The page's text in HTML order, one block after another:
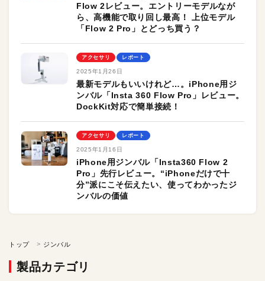
Flow 2レビュー。エントリーモデルなが
ら、高機能で取り回し最高！ 上位モデル
「Flow 2 Pro」とどっち買う？
アクセサリ レポート
2025年1月26日
最新モデルもいいけれど…。iPhone用ジ
ンバル「Insta 360 Flow Pro」レビュー。
DockKit対応で簡単接続！
アクセサリ レポート
2025年1月16日
iPhone用ジンバル「Insta360 Flow 2
Pro」先行レビュー。“iPhoneだけで十
分”派にこそ伝えたい、使ってわかったジ
ンバルの価値
トップ ジンバル
製品カテゴリ